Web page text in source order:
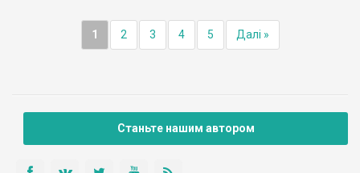
1 2 3 4 5 Далі »
Станьте нашим автором